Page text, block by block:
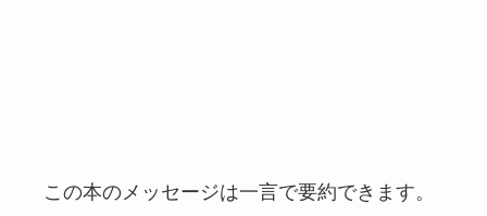
この本のメッセージは一言で要約できます。